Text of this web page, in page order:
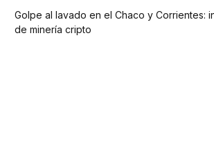
Golpe al lavado en el Chaco y Corrientes:
de minería cripto